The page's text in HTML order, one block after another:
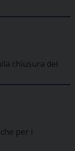
chiusura del
per i